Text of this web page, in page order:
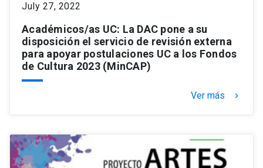
July 27, 2022
Académicos/as UC: La DAC pone a su
disposición el servicio de revisión externa
para apoyar postulaciones UC a los Fondos
de Cultura 2023 (MinCAP)
Ver más keyboard_arrow_right